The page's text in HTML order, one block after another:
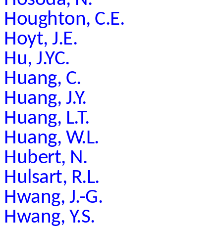
Houghton, C.E.
Hoyt, J.E.
Hu, J.YC.
Huang, C.
Huang, J.Y.
Huang, L.T.
Huang, W.L.
Hubert, N.
Hulsart, R.L.
Hwang, J.-G.
Hwang, Y.S.